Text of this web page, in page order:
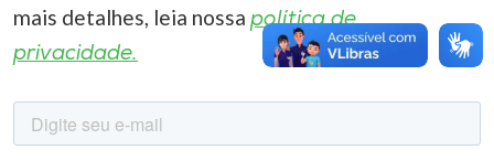
mais detalhes, leia nossa política de
privacidade.